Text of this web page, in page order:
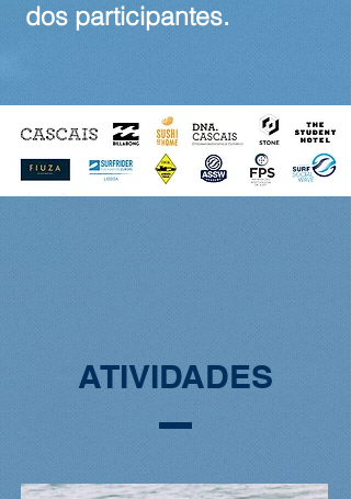
dos participantes.
ATIVIDADES